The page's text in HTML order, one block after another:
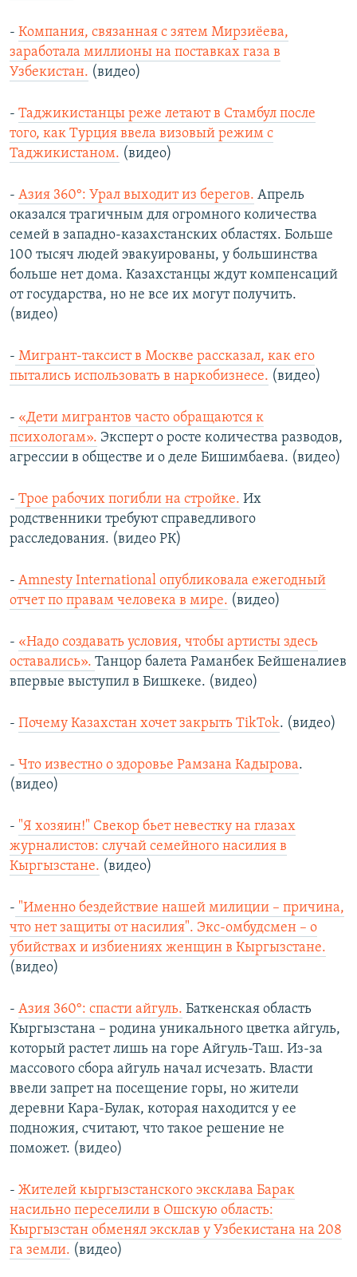
- Компания, связанная с зятем Мирзиёева,
заработала миллионы на поставках газа в
Узбекистан. (видео)
- Таджикистанцы реже летают в Стамбул после
того, как Турция ввела визовый режим с
Таджикистаном. (видео)
- Азия 360°: Урал выходит из берегов. Апрель
оказался трагичным для огромного количества
семей в западно-казахстанских областях. Больше
100 тысяч людей эвакуированы, у большинства
больше нет дома. Казахстанцы ждут компенсаций
от государства, но не все их могут получить.
(видео)
- Мигрант-таксист в Москве рассказал, как его
пытались использовать в наркобизнесе. (видео)
- «Дети мигрантов часто обращаются к
психологам». Эксперт о росте количества разводов,
агрессии в обществе и о деле Бишимбаева. (видео)
- Трое рабочих погибли на стройке. Их
родственники требуют справедливого
расследования. (видео РК)
- Amnesty International опубликовала ежегодный
отчет по правам человека в мире. (видео)
- «Надо создавать условия, чтобы артисты здесь
оставались». Танцор балета Раманбек Бейшеналиев
впервые выступил в Бишкеке. (видео)
- Почему Казахстан хочет закрыть TikTok. (видео)
- Что известно о здоровье Рамзана Кадырова.
(видео)
- "Я хозяин!" Свекор бьет невестку на глазах
журналистов: случай семейного насилия в
Кыргызстане. (видео)
- "Именно бездействие нашей милиции – причина,
что нет защиты от насилия". Экс-омбудсмен – о
убийствах и избиениях женщин в Кыргызстане.
(видео)
- Азия 360°: спасти айгуль. Баткенская область
Кыргызстана – родина уникального цветка айгуль,
который растет лишь на горе Айгуль-Таш. Из-за
массового сбора айгуль начал исчезать. Власти
ввели запрет на посещение горы, но жители
деревни Кара-Булак, которая находится у ее
подножия, считают, что такое решение не
поможет. (видео)
- Жителей кыргызстанского эксклава Барак
насильно переселили в Ошскую область:
Кыргызстан обменял эксклав у Узбекистана на 208
га земли. (видео)